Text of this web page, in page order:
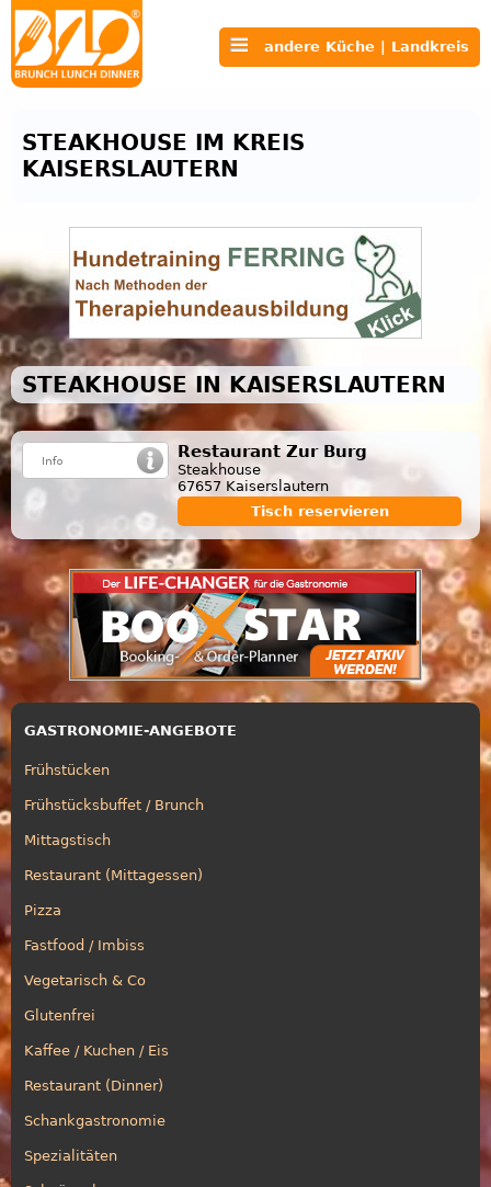
andere Küche | Landkreis
STEAKHOUSE IM KREIS
KAISERSLAUTERN
STEAKHOUSE IN KAISERSLAUTERN
Restaurant Zur Burg
Steakhouse
67657 Kaiserslautern
Tisch reservieren
GASTRONOMIE-ANGEBOTE
Frühstücken
Frühstücksbuffet / Brunch
Mittagstisch
Restaurant (Mittagessen)
Pizza
Fastfood / Imbiss
Vegetarisch & Co
Glutenfrei
Kaffee / Kuchen / Eis
Restaurant (Dinner)
Schankgastronomie
Spezialitäten